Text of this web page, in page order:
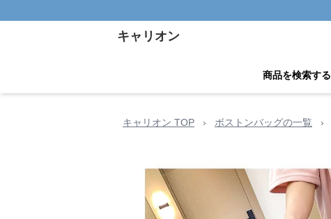
キャリオン
商品を検索する
キャリオン TOP › ボストンバッグの一覧 ›